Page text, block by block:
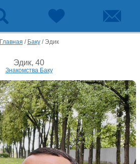
Главная / Баку/ Эдик
Эдик, 40
Знакомства Баку